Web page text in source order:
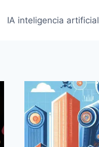
IA inteligencia artificial